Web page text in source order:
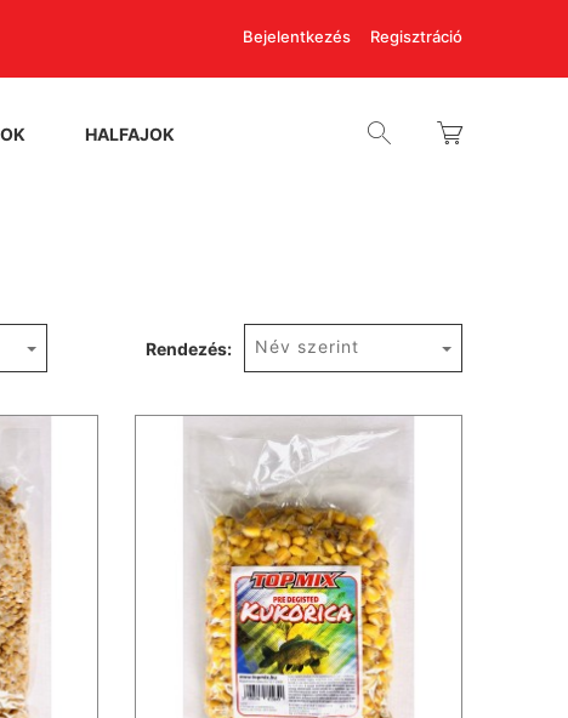
Bejelentkezés Regisztráció
HALFAJOK
Rendezés: Név szerint